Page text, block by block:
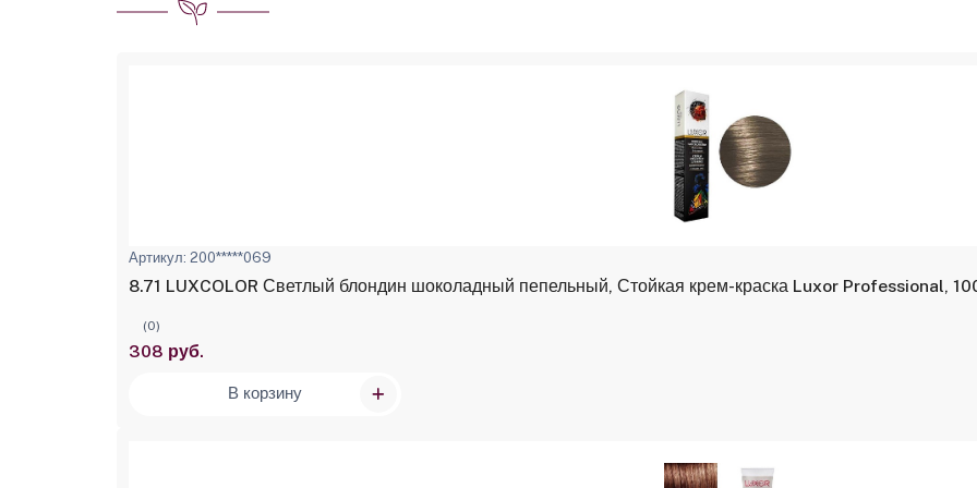
Артикул: 200*****069
8.71 LUXCOLOR Светлый блондин шоколадный пепельный, Стойкая крем-краска Luxor Professional,
(0)
308 руб.
В корзину